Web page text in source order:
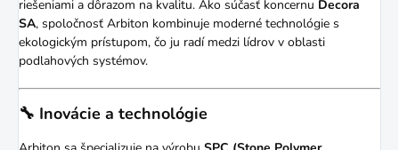
riešeniami a dôrazom na kvalitu. Ako súčasť koncernu Decora
SA, spoločnosť Arbiton kombinuje moderné technológie s
ekologickým prístupom, čo ju radí medzi lídrov v oblasti
podlahových systémov.
🔧 Inovácie a technológie